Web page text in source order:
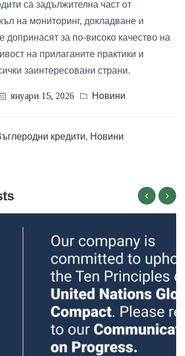
са задължителна част от
на мониторинг, докладване и
допринасят за по-високо качество на
на прилаганите практики и
заинтересовани страни.
януари 15, 2026 Новини
кредити, Новини